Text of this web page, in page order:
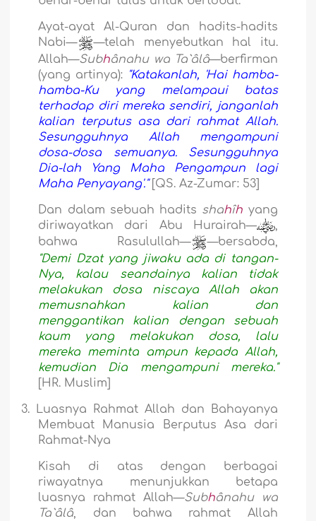
Ayat-ayat Al-Quran dan hadits-hadits
Nabi—
—telah menyebutkan hal itu.
Allah—Subhânahu wa Ta`âlâ—berfirman
(yang artinya): "Katakanlah, 'Hai hamba-
hamba-Ku yang melampaui batas
terhadap diri mereka sendiri, janganlah
kalian terputus asa dari rahmat Allah.
Sesungguhnya Allah mengampuni
dosa-dosa semuanya. Sesungguhnya
Dia-lah Yang Maha Pengampun lagi
Maha Penyayang'."[QS. Az-Zumar: 53]
Dan dalam sebuah hadits shahîh yang
diriwayatkan dari Abu Hurairah—
,
bahwa Rasulullah—
—bersabda,
"Demi Dzat yang jiwaku ada di tangan-
Nya, kalau seandainya kalian tidak
melakukan dosa niscaya Allah akan
memusnahkan kalian dan
menggantikan kalian dengan sebuah
kaum yang melakukan dosa, lalu
mereka meminta ampun kepada Allah,
kemudian Dia mengampuni mereka."
[HR. Muslim]
3.
Luasnya Rahmat Allah dan Bahayanya
Membuat Manusia Berputus Asa dari
Rahmat-Nya
Kisah di atas dengan berbagai
riwayatnya menunjukkan betapa
luasnya rahmat Allah—Subhânahu wa
Ta`âlâ, dan bahwa rahmat Allah